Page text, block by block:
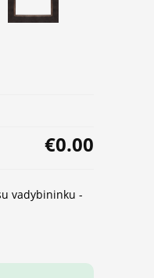
€0.00
vadybininku -